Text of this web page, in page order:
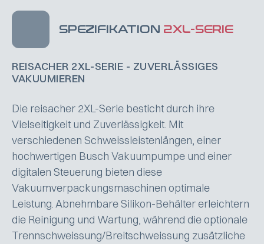
SPEZIFIKATION 2XL-SERIE
REISACHER 2XL-SERIE - ZUVERLÄSSIGES
VAKUUMIEREN
Die reisacher 2XL-Serie besticht durch ihre
Vielseitigkeit und Zuverlässigkeit. Mit
verschiedenen Schweissleistenlängen, einer
hochwertigen Busch Vakuumpumpe und einer
digitalen Steuerung bieten diese
Vakuumverpackungsmaschinen optimale
Leistung. Abnehmbare Silikon-Behälter erleichtern
die Reinigung und Wartung, während die optionale
Trennschweissung/Breitschweissung zusätzliche